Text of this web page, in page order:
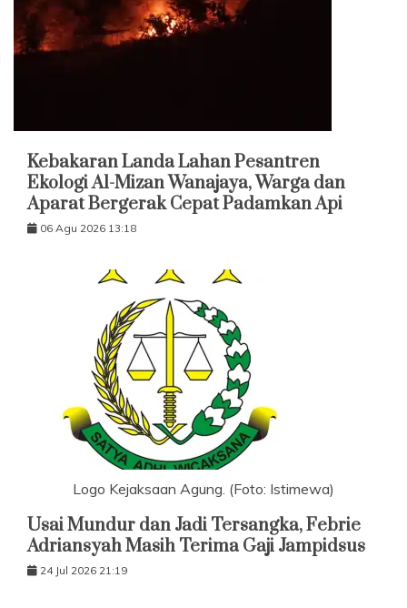
Kebakaran Landa Lahan Pesantren
Ekologi Al-Mizan Wanajaya, Warga dan
Aparat Bergerak Cepat Padamkan Api
06 Agu 2026 13:18
Logo Kejaksaan Agung. (Foto: Istimewa)
Usai Mundur dan Jadi Tersangka, Febrie
Adriansyah Masih Terima Gaji Jampidsus
24 Jul 2026 21:19